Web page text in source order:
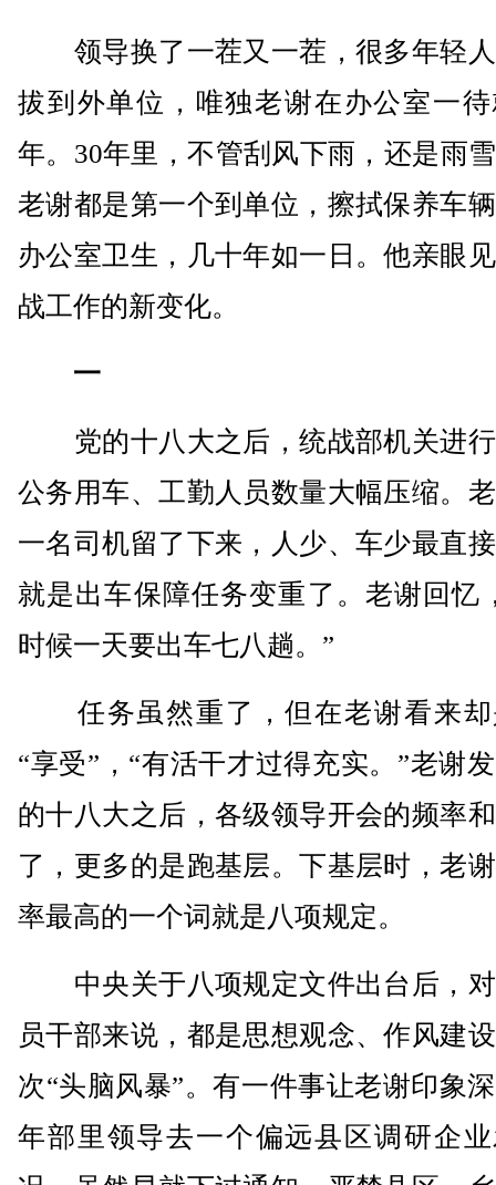
领导换了一茬又一茬，很多年轻
拔到外单位，唯独老谢在办公室一待
年。30年里，不管刮风下雨，还是雨
老谢都是第一个到单位，擦拭保养车
办公室卫生，几十年如一日。他亲眼
战工作的新变化。
一
党的十八大之后，统战部机关进
公务用车、工勤人员数量大幅压缩。
一名司机留了下来，人少、车少最直
就是出车保障任务变重了。老谢回忆
时候一天要出车七八趟。”
任务虽然重了，但在老谢看来却
“享受”，“有活干才过得充实。”老谢
的十八大之后，各级领导开会的频率
了，更多的是跑基层。下基层时，老
率最高的一个词就是八项规定。
中央关于八项规定文件出台后，
员干部来说，都是思想观念、作风建
次“头脑风暴”。有一件事让老谢印象
年部里领导去一个偏远县区调研企